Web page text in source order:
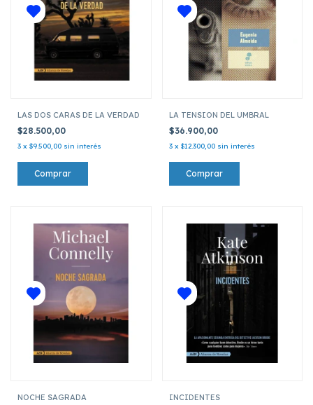
LAS DOS CARAS DE LA VERDAD
$28.500,00
3 x $9.500,00 sin interés
LA TENSION DEL UMBRAL
$36.900,00
3 x $12.300,00 sin interés
NOCHE SAGRADA INCIDENTES